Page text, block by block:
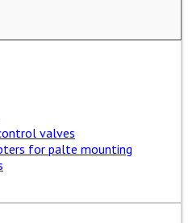
valves
for palte mounting